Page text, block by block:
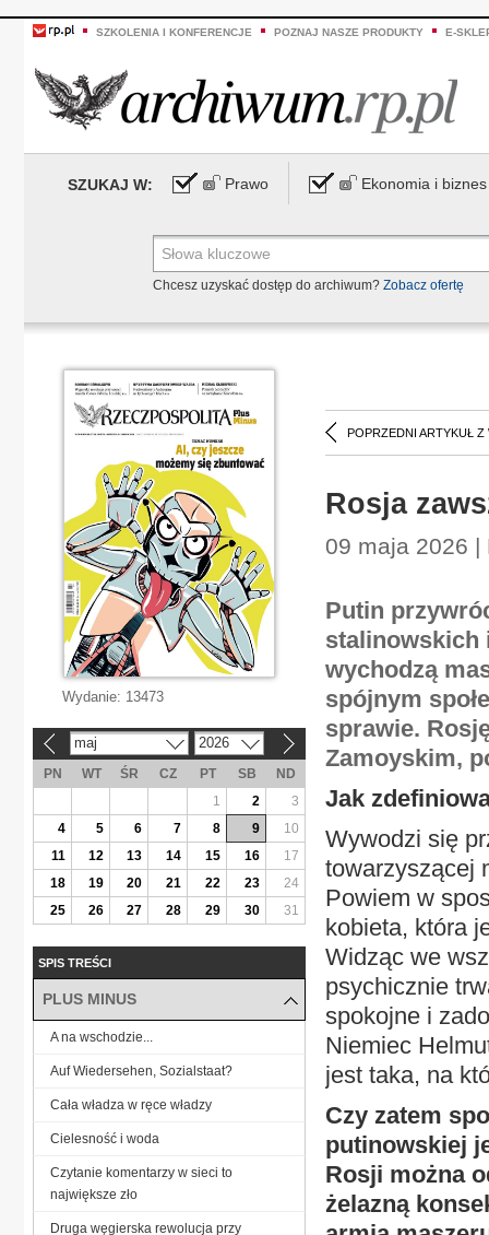
SZKOLENIA I KONFERENCJE POZNAJ NASZE PRODUKTY E-
SZUKAJ W: Prawo Ekonomia i biznes
Chcesz uzyskać dostęp do archiwum? Zobacz ofertę
POPRZEDNI ARTYKUŁ Z
Rosja
09 maja 2026
Putin
stalinowskich
wychodzą
spójnym
sprawie.
Zamoyskim,
Jak
Wywodzi się
towarzyszącej
Powiem w
kobieta, która
Widząc we
psychicznie
spokojne i
Niemiec
jest taka, na
Czy zatem
putinowskiej
Rosji można
żelazną
Wydanie: 13473
maj 2026
PN WT ŚR CZ PT SB
ND
1
2
3
4
5 6 7 8 9
10
11
12 13 14 15 16
17
18
19 20 21 22 23
24
25
26 27 28 29 30 31
SPIS TREŚCI
PLUS MINUS
A na wschodzie...
Auf Wiedersehen, Sozialstaat?
Cała władza w ręce władzy
Cielesność i woda
Czytanie komentarzy w sieci to
największe zło
Druga węgierska rewolucja przy